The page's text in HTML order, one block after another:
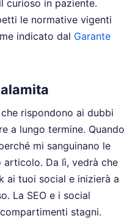
curioso in paziente.
le normative vigenti
indicato dal Garante
rispondono ai dubbi
a lungo termine. Quando
mi sanguinano le
Da lì, vedrà che
ai tuoi social e inizierà a
La SEO e i social
stagni.